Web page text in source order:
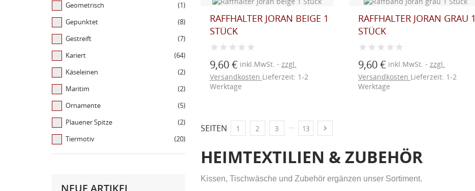
Geometrisch
(1)
Gepunktet
(8)
Gestreift
(7)
Kariert
(64)
Käseleinen
(2)
Maritim
(2)
Ornamente
(5)
Plauener Spitze
(2)
Tiermotiv
(20)
NEUE ARTIKEL
RAFFHALTER JORAN BEIGE 1
STÜCK
9,60 € inkl.MwSt.
zzgl.
Versandkosten Lieferzeit: 1-2
Werktage
RAFFHALTER JORAN GRAU 1
STÜCK
9,60 € inkl.MwSt.
zzgl.
Versandkosten Lieferzeit: 1-2
Werktage
SEITEN 1 2 3 13 
HEIMTEXTILIEN & ZUBEHÖR
Kissen, Tischwäsche und Zubehör ergänzen unser Sortiment.
AUF MEINE WUNSCHLISTE
WUNSCHLISTE ERSTELLEN
Name der Wunschliste
ANMELDEN